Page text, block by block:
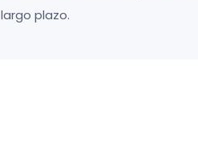
largo plazo.